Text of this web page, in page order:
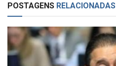
POSTAGENS RELACIONADAS